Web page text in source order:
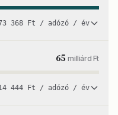
368 Ft / adózó / év
65milliárd Ft
444 Ft / adózó / év